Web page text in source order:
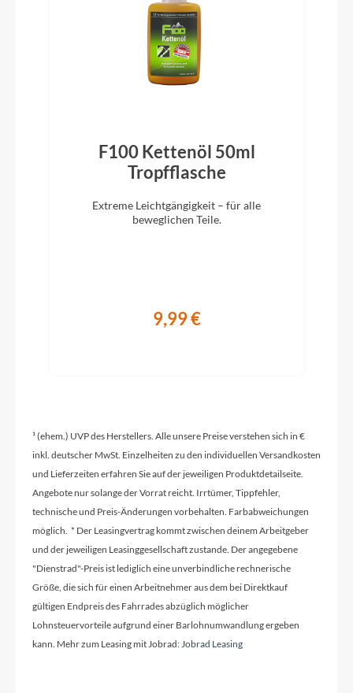
Pedale
ACID PP Trekking
Glocke
Rahmentyp
Griffe
ACID Hybrid Tour
Ladegerät
Shimano XT RD-M8100-SGS, ShadowPlus, 12-
F100 Kettenöl 50ml
Tropfflasche
Extreme Leichtgängigkeit – für alle
beweglichen Teile.
9,99 €
¹ (ehem.) UVP des Herstellers. Alle unsere Preise verstehen sich in €
inkl. deutscher MwSt. Einzelheiten zu den individuellen Versandkosten
und Lieferzeiten erfahren Sie auf der jeweiligen Produktdetailseite.
Angebote nur solange der Vorrat reicht. Irrtümer, Tippfehler,
technische und Preis-Änderungen vorbehalten. Farbabweichungen
möglich. * Der Leasingvertrag kommt zwischen deinem Arbeitgeber
und der jeweiligen Leasinggesellschaft zustande. Der angegebene
"Dienstrad"-Preis ist lediglich eine unverbindliche rechnerische
Größe, die sich für einen Arbeitnehmer aus dem bei Direktkauf
gültigen Endpreis des Fahrrades abzüglich möglicher
Lohnsteuervorteile aufgrund einer Barlohnumwandlung ergeben
kann. Mehr zum Leasing mit Jobrad:Jobrad Leasing